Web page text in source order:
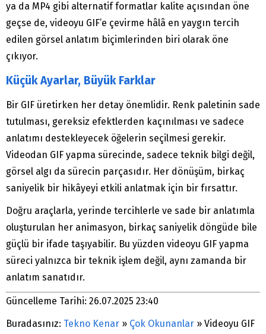
ya da MP4 gibi alternatif formatlar kalite açısından öne
geçse de, videoyu GIF’e çevirme hâlâ en yaygın tercih
edilen görsel anlatım biçimlerinden biri olarak öne
çıkıyor.
Küçük Ayarlar, Büyük Farklar
Bir GIF üretirken her detay önemlidir. Renk paletinin sade
tutulması, gereksiz efektlerden kaçınılması ve sadece
anlatımı destekleyecek öğelerin seçilmesi gerekir.
Videodan GIF yapma sürecinde, sadece teknik bilgi değil,
görsel algı da sürecin parçasıdır. Her dönüşüm, birkaç
saniyelik bir hikâyeyi etkili anlatmak için bir fırsattır.
Doğru araçlarla, yerinde tercihlerle ve sade bir anlatımla
oluşturulan her animasyon, birkaç saniyelik döngüde bile
güçlü bir ifade taşıyabilir. Bu yüzden videoyu GIF yapma
süreci yalnızca bir teknik işlem değil, aynı zamanda bir
anlatım sanatıdır.
Güncelleme Tarihi: 26.07.2025 23:40
Buradasınız: Tekno Kenar » Çok Okunanlar » Videoyu GIF